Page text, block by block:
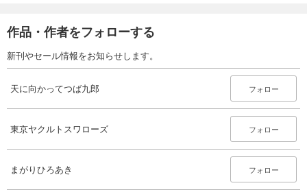
作品・作者をフォローする
新刊やセール情報をお知らせします。
天に向かってつば九郎 フォロー
東京ヤクルトスワローズ フォロー
まがりひろあき フォロー